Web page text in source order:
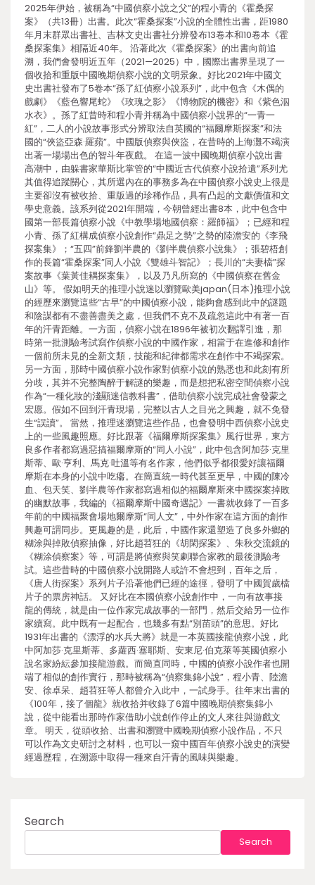
2025年伊始，被稱為“中國偵察小說之父”的程小青的《霍桑探
案》（共13冊）出書。此次“霍桑探案”小說的全體性出書，距1980
年月末群眾出書社、吉林文史出書社分辨發布13卷本和10卷本《霍
桑探案集》相隔近40年。 沿著此次《霍桑探案》的出書向前追
溯，我們會發明近五年（2021—2025）中，國際出書界呈現了一
個收拾和重版中國晚期偵察小說的文明景象。好比2021年中國文
史出書社發布了5卷本“孫了紅偵察小說系列”，此中包含《木偶的
戲劇》《藍色響尾蛇》《玫瑰之影》《博物院的機密》和《紫色泅
水衣》。孫了紅昔時和程小青并稱為中國偵察小說界的“一青一
紅”，二人的小說故事形式分辨取法自英國的“福爾摩斯探案”和法
國的“俠盜亞森·羅蘋”。中國版偵察與俠盜，在昔時的上海灘不竭演
出著一場場出色的智斗年夜戲。 在這一波中國晚期偵察小說出書
高潮中，由躲書家華斯比掌管的“中國近古代偵察小說拾遺”系列尤
其值得追蹤關心，其所選內在的事務多為在中國偵察小說史上很是
主要卻沒有被收拾、重版過的珍稀作品，具有凸起的文獻價值和文
學史意義。該系列從2021年開端，今朝曾經出書8本，此中包含中
國第一部長篇偵察小說《中教學場地國偵察：羅師福》；已經和程
小青、孫了紅構成偵察小說創作“鼎足之勢”之勢的陸澹安的《李飛
探案集》；“五四”前鋒劉半農的《劉半農偵察小說集》；張碧梧創
作的長篇“霍桑探案”同人小說《雙雄斗智記》；長川的“夫妻檔”探
案故事《葉黃佳耦探案集》，以及乃凡所寫的《中國偵察在舊金
山》等。 假如明天的推理小說迷以瀏覽歐美japan(日本)推理小說
的經歷來瀏覽這些“古早”的中國偵察小說，能夠會感到此中的謎題
和陰謀都有不盡善盡美之處，但我們不克不及疏忽這此中有著一百
年的汗青距離。一方面，偵察小說在1896年被初次翻譯引進，那
時第一批測驗考試寫作偵察小說的中國作家，相當于在進修和創作
一個前所未見的全新文類，技能和紀律都需求在創作中不竭探索。
另一方面，那時中國偵察小說作家對偵察小說的熟悉也和此刻有所
分歧，其并不完整陶醉于解謎的樂趣，而是想把私密空間偵察小說
作為“一種化妝的淺顯迷信教科書”，借助偵察小說完成社會發蒙之
宏愿。假如不回到汗青現場，完整以古人之目光之興趣，就不免發
生“誤讀”。 當然，推理迷瀏覽這些作品，也會發明中西偵察小說史
上的一些風趣照應。好比跟著《福爾摩斯探案集》風行世界，東方
良多作者都寫過惡搞福爾摩斯的“同人小說”，此中包含阿加莎·克里
斯蒂、歐·亨利、馬克·吐溫等有名作家，他們似乎都很愛好讓福爾
摩斯在本身的小說中吃癟。在簡直統一時代甚至更早，中國的陳冷
血、包天笑、劉半農等作家都寫過相似的福爾摩斯來中國探案掉敗
的幽默故事，我編的《福爾摩斯中國奇遇記》一書就收錄了一百多
年前的中國福聚會場地爾摩斯“同人文”，中外作家在這方面的創作
興趣可謂同步。更風趣的是，此后，中國作家還塑造了良多外鄉的
糊涂與掉敗偵察抽像，好比趙苕狂的《胡閑探案》、朱秋交流鏡的
《糊涂偵察案》等，可謂是將偵察與笑劇聯合家教的最後測驗考
試。這些昔時的中國偵察小說開路人或許不會想到，百年之后，
《唐人街探案》系列片子沿著他們已經的途徑，發明了中國賀歲檔
片子的票房神話。 又好比在本國偵察小說創作中，一向有故事接
龍的傳統，就是由一位作家完成故事的一部門，然后交給另一位作
家續寫。此中既有一起配合，也幾多有點“別苗頭”的意思。好比
1931年出書的《漂浮的水兵大將》就是一本英國接龍偵察小說，此
中阿加莎·克里斯蒂、多蘿西·塞耶斯、安東尼·伯克萊等英國偵察小
說名家紛紜參加接龍游戲。而簡直同時，中國的偵察小說作者也開
端了相似的創作實行，那時被稱為“偵察集錦小說”，程小青、陸澹
安、徐卓呆、趙苕狂等人都曾介入此中，一試身手。往年末出書的
《100年，接了個龍》就收拾并收錄了6篇中國晚期偵察集錦小
說，從中能看出那時作家借助小說創作停止的文人來往與游戲文
章。 明天，從頭收拾、出書和瀏覽中國晚期偵察小說作品，不只
可以作為文史研討之材料，也可以一窺中國百年偵察小說史的演變
經過歷程，在溯源中取得一種來自汗青的風味與樂趣。
Search
Search